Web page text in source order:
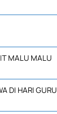
MALU MALU
DI HARI GURU